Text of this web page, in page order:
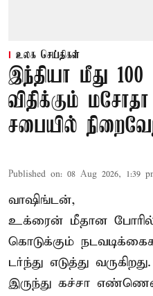
உலக செய்திகள்
இந்தியா மீது
விதிக்கும்
சபையில்
Published on: 08 Aug 2026, 1:39
வாஷிங்டன்,
உக்ரைன் மீதான போரில்
கொடுக்கும்
டர்ந்து எடுத்து
இருந்து கச்சா